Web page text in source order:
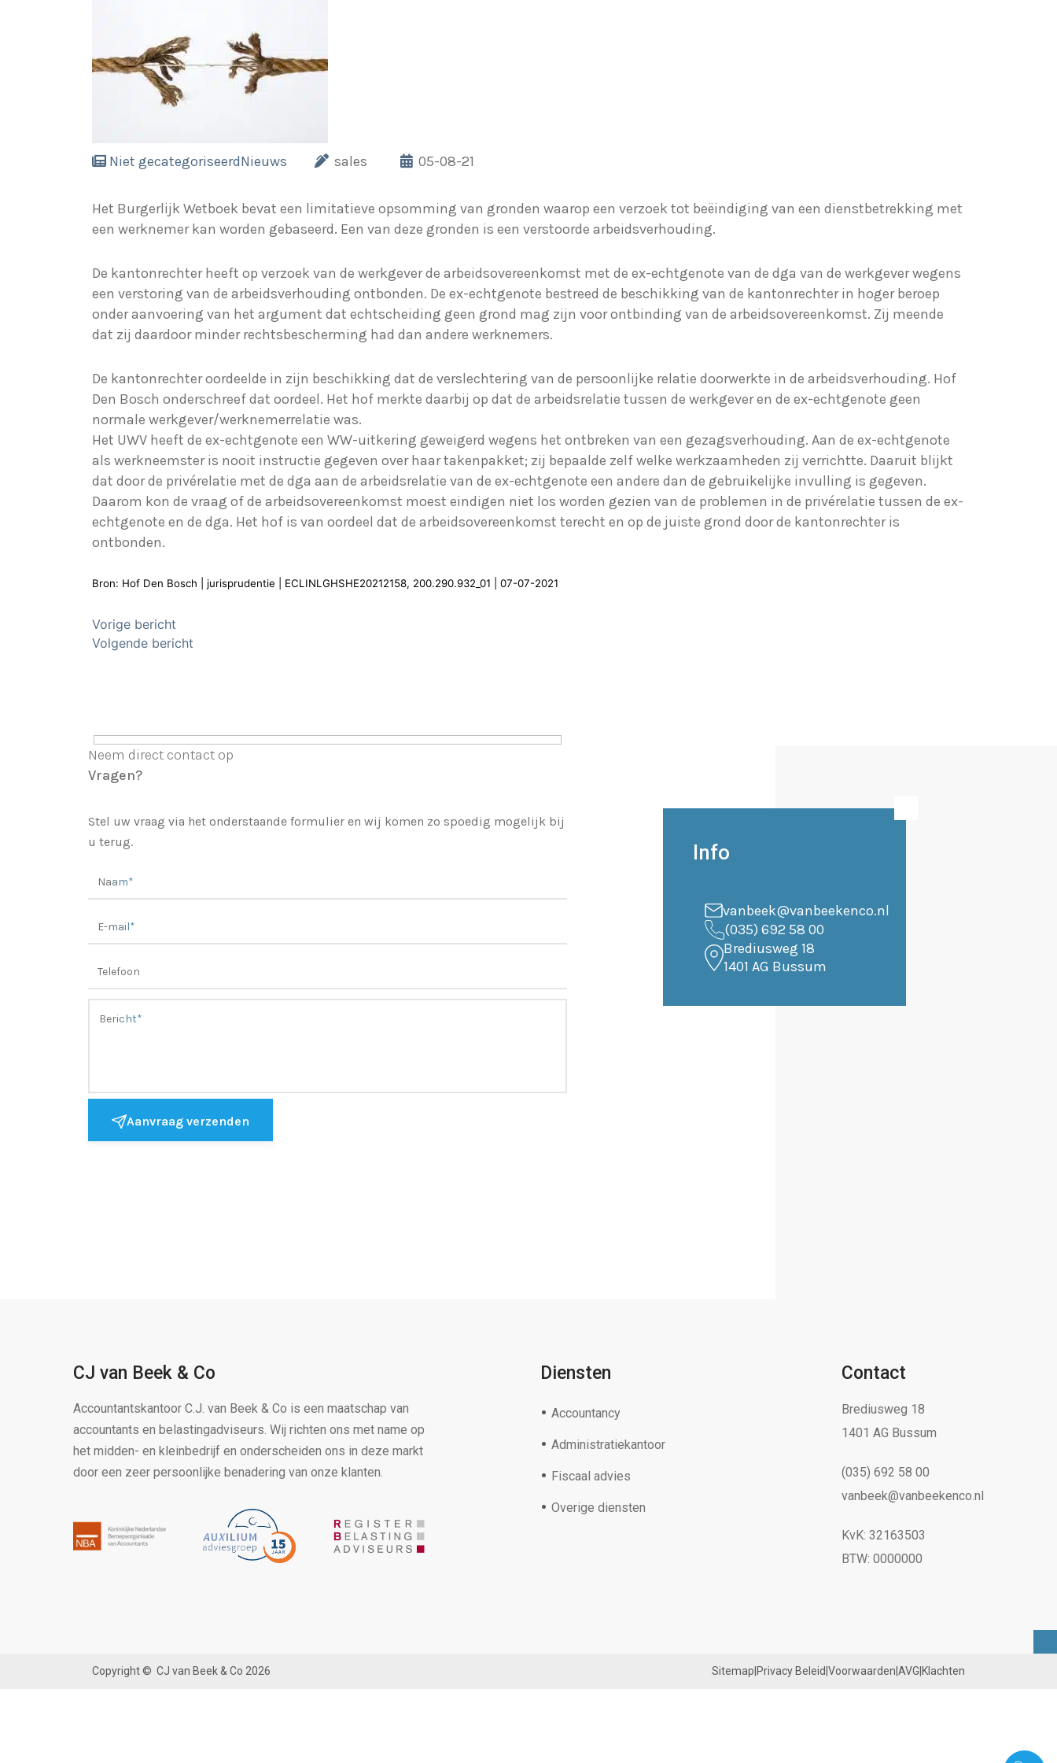
Niet gecategoriseerdNieuws sales 05-08-21
Het Burgerlijk Wetboek bevat een limitatieve opsomming van gronden waarop een verzoek tot beëindiging van een dienstbetrekking met
een werknemer kan worden gebaseerd. Een van deze gronden is een verstoorde arbeidsverhouding.
De kantonrechter heeft op verzoek van de werkgever de arbeidsovereenkomst met de ex-echtgenote van de dga van de werkgever wegens
een verstoring van de arbeidsverhouding ontbonden. De ex-echtgenote bestreed de beschikking van de kantonrechter in hoger beroep
onder aanvoering van het argument dat echtscheiding geen grond mag zijn voor ontbinding van de arbeidsovereenkomst. Zij meende
dat zij daardoor minder rechtsbescherming had dan andere werknemers.
De kantonrechter oordeelde in zijn beschikking dat de verslechtering van de persoonlijke relatie doorwerkte in de arbeidsverhouding. Hof
Den Bosch onderschreef dat oordeel. Het hof merkte daarbij op dat de arbeidsrelatie tussen de werkgever en de ex-echtgenote geen
normale werkgever/werknemerrelatie was.
Het UWV heeft de ex-echtgenote een WW-uitkering geweigerd wegens het ontbreken van een gezagsverhouding. Aan de ex-echtgenote
als werkneemster is nooit instructie gegeven over haar takenpakket; zij bepaalde zelf welke werkzaamheden zij verrichtte. Daaruit blijkt
dat door de privérelatie met de dga aan de arbeidsrelatie van de ex-echtgenote een andere dan de gebruikelijke invulling is gegeven.
Daarom kon de vraag of de arbeidsovereenkomst moest eindigen niet los worden gezien van de problemen in de privérelatie tussen de ex-
echtgenote en de dga. Het hof is van oordeel dat de arbeidsovereenkomst terecht en op de juiste grond door de kantonrechter is
ontbonden.
Bron: Hof Den Bosch | jurisprudentie | ECLINLGHSHE20212158, 200.290.932_01 | 07-07-2021
Bericht
navigatie
Vorige bericht
Volgende bericht
Neem direct contact op
Vragen?
Stel uw vraag via het onderstaande formulier en wij komen zo spoedig mogelijk bij
u terug.
Aanvraag verzenden
Info
vanbeek@vanbeekenco.nl
(035) 692 58 00
Brediusweg 18
1401 AG Bussum
CJ van Beek & Co
Accountantskantoor C.J. van Beek & Co is een maatschap van
accountants en belastingadviseurs. Wij richten ons met name op
het midden- en kleinbedrijf en onderscheiden ons in deze markt
door een zeer persoonlijke benadering van onze klanten.
Diensten
Accountancy
Administratiekantoor
Fiscaal advies
Overige diensten
Contact
Brediusweg 18
1401 AG Bussum
(035) 692 58 00
vanbeek@vanbeekenco.nl
KvK: 32163503
BTW: 0000000
Copyright © CJ van Beek & Co 2026 Sitemap Privacy Beleid Voorwaarden AVG Klachten